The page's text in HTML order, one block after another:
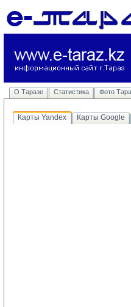
О Таразе Статистика Фото
Карты Yandex Карты Google